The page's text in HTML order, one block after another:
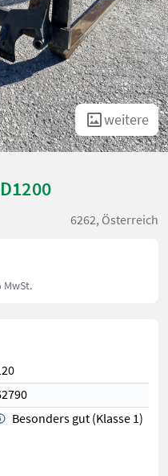
weitere
6262, Österreich
MwSt.
Besonders gut (Klasse 1)